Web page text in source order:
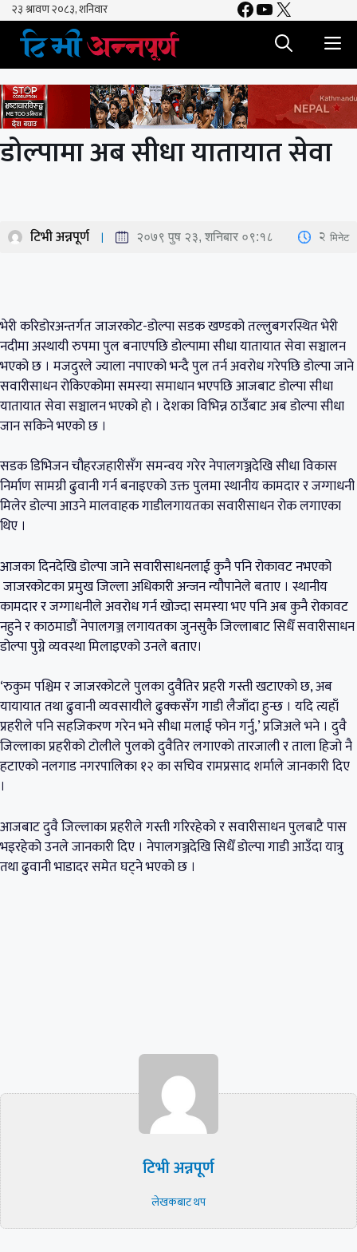
Skip
content
Facebook
YouTube
X
डोल्पामा अब सीधा यातायात सेवा
टिभी अन्नपूर्ण २०७९ पुष २३, शनिबार ०९:१८ 2 मिनेट
भेरी करिडोरअन्तर्गत जाजरकोट-डोल्पा सडक खण्डको तल्लुबगरस्थित भेरी
नदीमा अस्थायी रुपमा पुल बनाएपछि डोल्पामा सीधा यातायात सेवा सञ्चालन
भएको छ । मजदुरले ज्याला नपाएको भन्दै पुल तर्न अवरोध गरेपछि डोल्पा जाने
सवारीसाधन रोकिएकोमा समस्या समाधान भएपछि आजबाट डोल्पा सीधा
यातायात सेवा सञ्चालन भएको हाे । देशका विभिन्न ठाउँबाट अब डोल्पा सीधा
जान सकिने भएको छ ।
सडक डिभिजन चौहरजहारीसँग समन्वय गरेर नेपालगञ्जदेखि सीधा विकास
निर्माण सामग्री ढुवानी गर्न बनाइएको उक्त पुलमा स्थानीय कामदार र जग्गाधनी
मिलेर डोल्पा आउने मालवाहक गाडीलगायतका सवारीसाधन रोक लगाएका
थिए ।
आजका दिनदेखि डोल्पा जाने सवारीसाधनलाई कुनै पनि रोकावट नभएको
जाजरकोटका प्रमुख जिल्ला अधिकारी अन्जन न्यौपानेले बताए । स्थानीय
कामदार र जग्गाधनीले अवरोध गर्न खोज्दा समस्या भए पनि अब कुनै रोकावट
नहुने र काठमाडौं नेपालगञ्ज लगायतका जुनसुकै जिल्लाबाट सिधैँ सवारीसाधन
डोल्पा पुग्ने व्यवस्था मिलाइएको उनले बताए।
‘रुकुम पश्चिम र जाजरकोटले पुलका दुवैतिर प्रहरी गस्ती खटाएको छ, अब
यायायात तथा ढुवानी व्यवसायीले ढुक्कसँग गाडी लैजाँदा हुन्छ । यदि त्यहाँ
प्रहरीले पनि सहजिकरण गरेन भने सीधा मलाई फोन गर्नु,’ प्रजिअले भने । दुवै
जिल्लाका प्रहरीको टोलीले पुलको दुवैतिर लगाएकाे तारजाली र ताला हिजो नै
हटाएको नलगाड नगरपालिका १२ का सचिव रामप्रसाद शर्माले जानकारी दिए
।
आजबाट दुवै जिल्लाका प्रहरीले गस्ती गरिरहेको र सवारीसाधन पुलबाटै पास
भइरहेको उनले जानकारी दिए । नेपालगञ्जदेखि सिधैँ डोल्पा गाडी आउँदा यात्रु
तथा ढुवानी भाडादर समेत घट्ने भएको छ ।
टिभी अन्नपूर्ण
लेखकबाट थप